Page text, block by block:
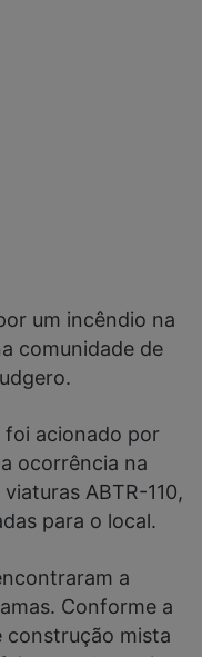
um incêndio na
comunidade de
foi acionado por
ocorrência na
ABTR-110,
para o local.
a
Conforme a
construção mista